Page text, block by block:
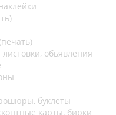
обьявления
буклеты
карты, бирки